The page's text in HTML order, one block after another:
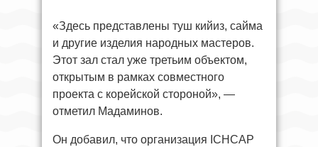
«Здесь представлены туш кийиз, сайма
и другие изделия народных мастеров.
Этот зал стал уже третьим объектом,
открытым в рамках совместного
проекта с корейской стороной», —
отметил Мадаминов.
Он добавил, что организация ICHCAP